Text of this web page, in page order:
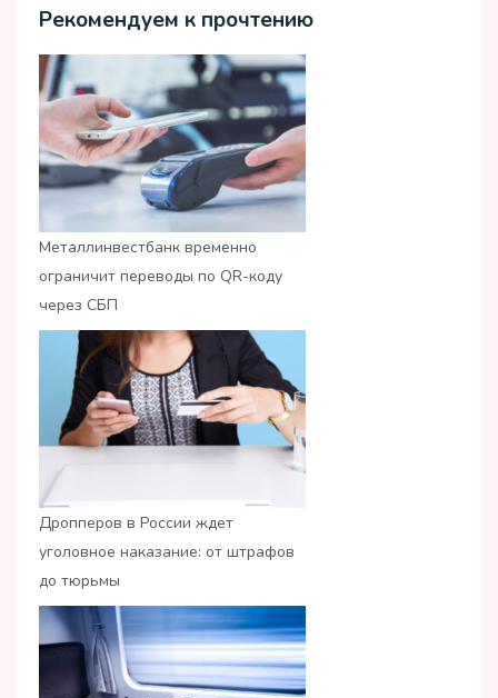
Рекомендуем к прочтению
Металлинвестбанк временно
ограничит переводы по QR-коду
через СБП
Дропперов в России ждет
уголовное наказание: от штрафов
до тюрьмы